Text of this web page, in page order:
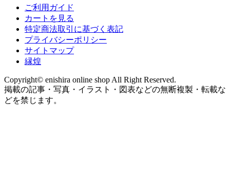
ご利用ガイド
カートを見る
特定商法取引に基づく表記
プライバシーポリシー
サイトマップ
縁煌
Copyright© enishira online shop All Right Reserved.
掲載の記事・写真・イラスト・図表などの無断複製・転載な
どを禁じます。